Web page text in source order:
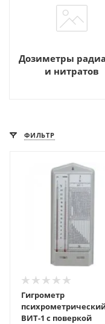
Дозиметры
и нитратов
ФИЛЬТР
Гигрометр
ВИТ-1 с поверкой